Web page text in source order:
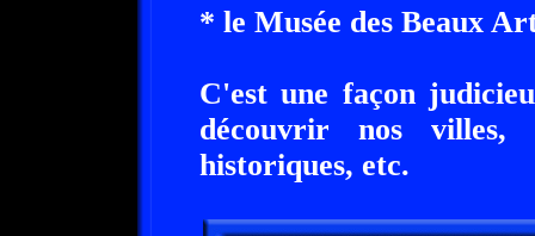
* le Musée des Beaux
C'est une façon
découvrir nos villes,
historiques, etc.